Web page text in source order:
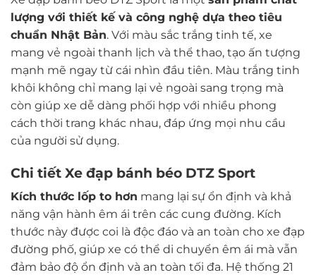
lượng với thiết kế và công nghệ dựa theo tiêu
chuẩn Nhật Bản. Với màu sắc trắng tinh tế, xe
mang vẻ ngoài thanh lịch và thể thao, tạo ấn tượng
mạnh mẽ ngay từ cái nhìn đầu tiên. Màu trắng tinh
khôi không chỉ mang lại vẻ ngoài sang trọng mà
còn giúp xe dễ dàng phối hợp với nhiều phong
cách thời trang khác nhau, đáp ứng mọi nhu cầu
của người sử dụng.
Chi tiết Xe đạp bánh béo DTZ Sport
Kích thước lốp to hơn mang lại sự ổn định và khả
năng vận hành êm ái trên các cung đường. Kích
thước này được coi là độc đáo và an toàn cho xe đạp
đường phố, giúp xe có thể di chuyển êm ái mà vẫn
đảm bảo độ ổn định và an toàn tối đa. Hệ thống 21